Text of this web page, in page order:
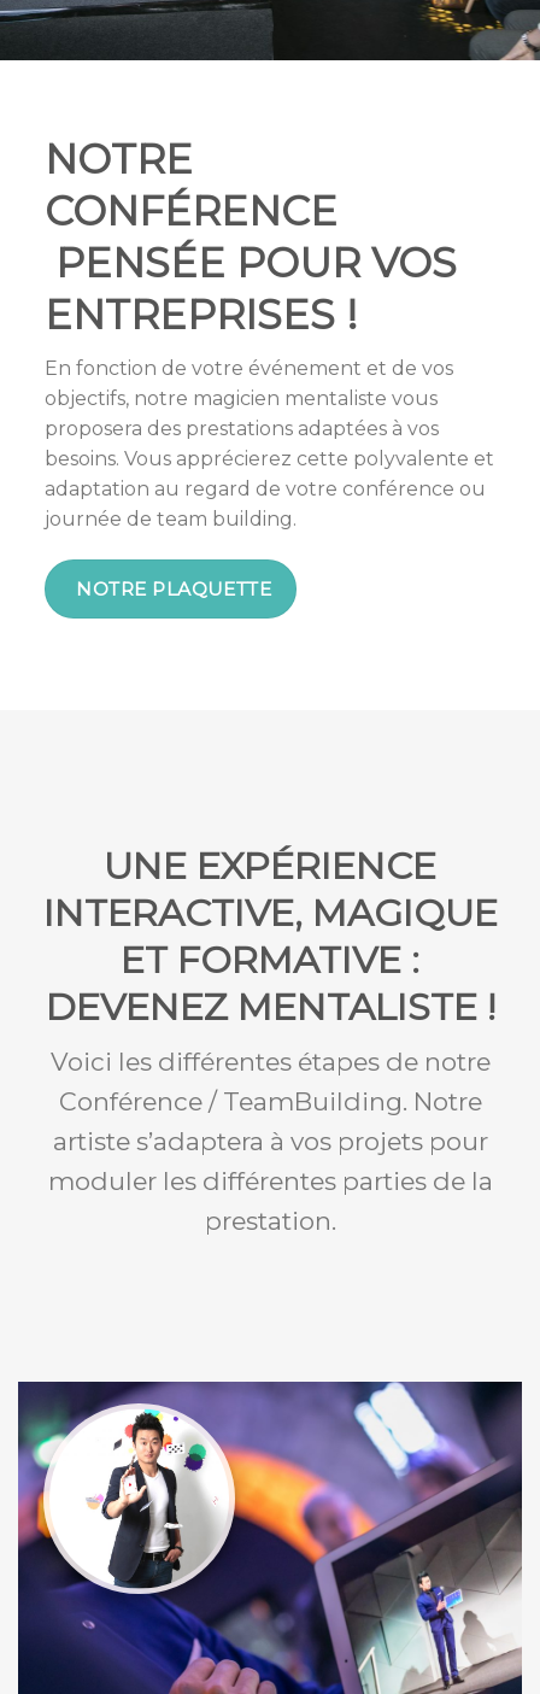
NOTRE
CONFÉRENCE
PENSÉE POUR VOS
ENTREPRISES !
En fonction de votre événement et de vos
objectifs, notre magicien mentaliste vous
proposera des prestations adaptées à vos
besoins. Vous apprécierez cette polyvalente et
adaptation au regard de votre conférence ou
journée de team building.
NOTRE PLAQUETTE
UNE EXPÉRIENCE
INTERACTIVE, MAGIQUE
ET FORMATIVE :
DEVENEZ MENTALISTE !
Voici les différentes étapes de notre
Conférence / TeamBuilding. Notre
artiste s’adaptera à vos projets pour
moduler les différentes parties de la
prestation.